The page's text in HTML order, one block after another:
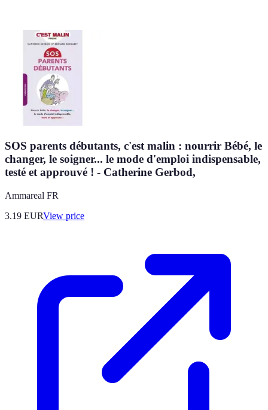
SOS parents débutants, c'est malin : nourrir Bébé, le
changer, le soigner... le mode d'emploi indispensable,
testé et approuvé ! - Catherine Gerbod,
Ammareal FR
3.19 EURView price